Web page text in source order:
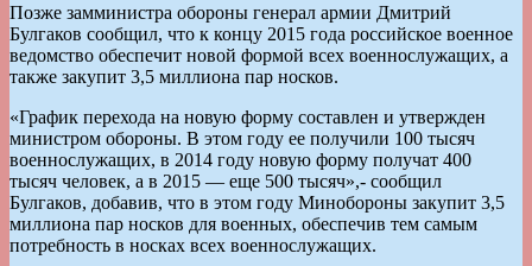
Позже замминистра обороны генерал армии Дмитрий
Булгаков сообщил, что к концу 2015 года российское военное
ведомство обеспечит новой формой всех военнослужащих, а
также закупит 3,5 миллиона пар носков.
«График перехода на новую форму составлен и утвержден
министром обороны. В этом году ее получили 100 тысяч
военнослужащих, в 2014 году новую форму получат 400
тысяч человек, а в 2015 — еще 500 тысяч»,- сообщил
Булгаков, добавив, что в этом году Минобороны закупит 3,5
миллиона пар носков для военных, обеспечив тем самым
потребность в носках всех военнослужащих.